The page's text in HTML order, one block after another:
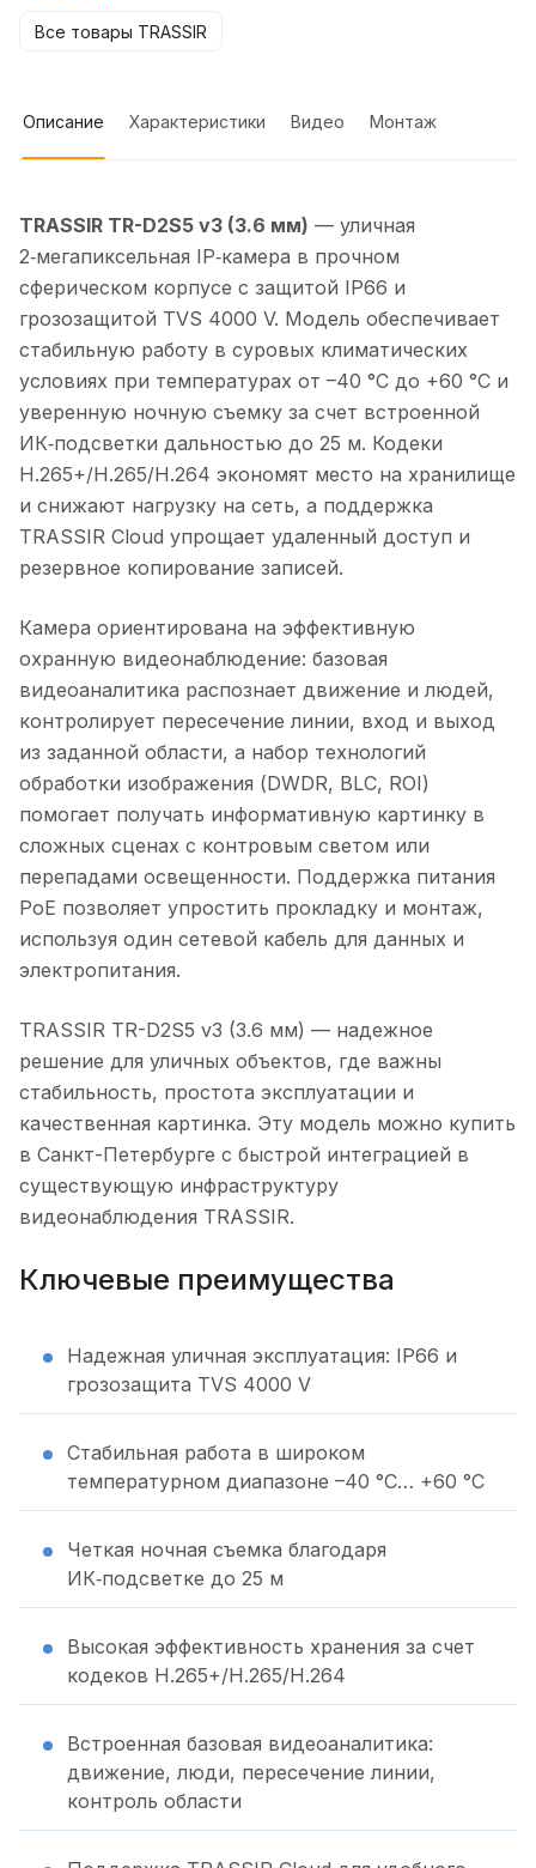
Все товары TRASSIR
Описание Характеристики Видео Монтаж
TRASSIR TR-D2S5 v3 (3.6 мм) — уличная
2‑мегапиксельная IP‑камера в прочном
сферическом корпусе с защитой IP66 и
грозозащитой TVS 4000 V. Модель обеспечивает
стабильную работу в суровых климатических
условиях при температурах от –40 °C до +60 °C и
уверенную ночную съемку за счет встроенной
ИК‑подсветки дальностью до 25 м. Кодеки
H.265+/H.265/H.264 экономят место на хранилище
и снижают нагрузку на сеть, а поддержка
TRASSIR Cloud упрощает удаленный доступ и
резервное копирование записей.
Камера ориентирована на эффективную
охранную видеонаблюдение: базовая
видеоаналитика распознает движение и людей,
контролирует пересечение линии, вход и выход
из заданной области, а набор технологий
обработки изображения (DWDR, BLC, ROI)
помогает получать информативную картинку в
сложных сценах с контровым светом или
перепадами освещенности. Поддержка питания
PoE позволяет упростить прокладку и монтаж,
используя один сетевой кабель для данных и
электропитания.
TRASSIR TR-D2S5 v3 (3.6 мм) — надежное
решение для уличных объектов, где важны
стабильность, простота эксплуатации и
качественная картинка. Эту модель можно купить
в Санкт-Петербурге с быстрой интеграцией в
существующую инфраструктуру
видеонаблюдения TRASSIR.
Ключевые преимущества
Надежная уличная эксплуатация: IP66 и
грозозащита TVS 4000 V
Стабильная работа в широком
температурном диапазоне –40 °C… +60 °C
Четкая ночная съемка благодаря
ИК‑подсветке до 25 м
Высокая эффективность хранения за счет
кодеков H.265+/H.265/H.264
Встроенная базовая видеоаналитика:
движение, люди, пересечение линии,
контроль области